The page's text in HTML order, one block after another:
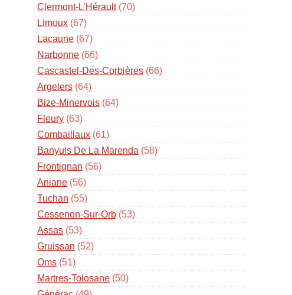
Clermont-L’Hérault(70)
Limoux (67)
Lacaune (67)
Narbonne (66)
Cascastel-Des-Corbières (66)
Argelers (64)
Bize-Minervois (64)
Fleury (63)
Combaillaux (61)
Banyuls De La Marenda (58)
Frontignan (56)
Aniane (56)
Tuchan (55)
Cessenon-Sur-Orb (53)
Assas (53)
Gruissan (52)
Oms (51)
Martres-Tolosane (50)